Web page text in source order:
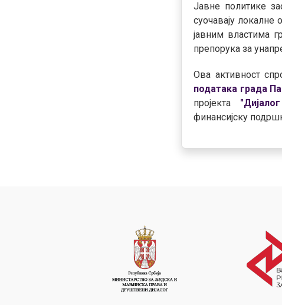
Јавне политике
суочавају локалне
јавним властима
препорука за
Ова активност
података града
пројекта
финансијску